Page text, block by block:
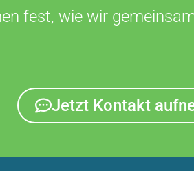
fest, wie wir
Jetzt Kontakt